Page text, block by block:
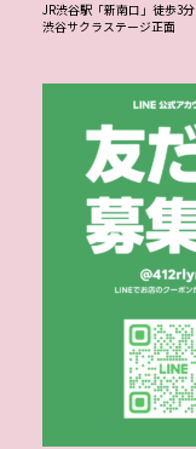
JR渋谷駅「新南口」徒歩3分
渋谷サクラステージ正面